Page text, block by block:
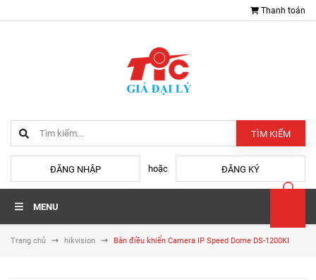
Thanh toán
TÌM KIẾM
ĐĂNG NHẬP hoặc ĐĂNG KÝ
MENU
Trang chủ hikvision Bàn điều khiển Camera IP Speed Dome DS-1200KI